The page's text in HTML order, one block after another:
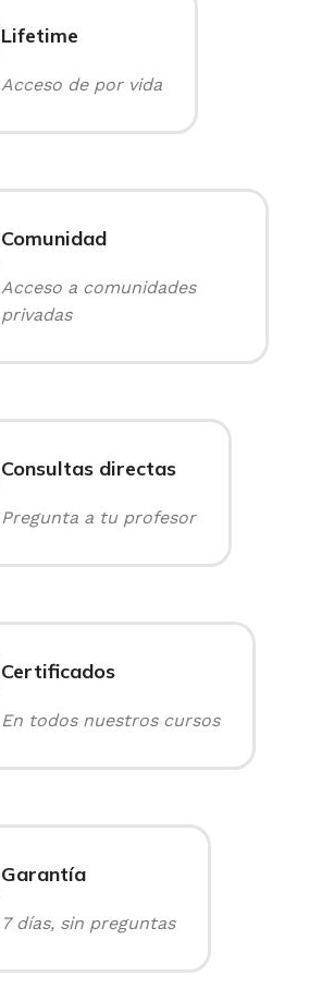
Lifetime
Acceso de por vida
Comunidad
Acceso a comunidades
privadas
Consultas directas
Pregunta a tu profesor
Certificados
En todos nuestros cursos
Garantía
7 días, sin preguntas